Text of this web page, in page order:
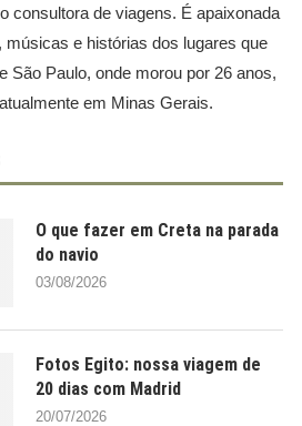
consultora de viagens. É apaixonada
músicas e histórias dos lugares que
São Paulo, onde morou por 26 anos,
em Minas Gerais.
O que fazer em Creta na parada
do navio
03/08/2026
Fotos Egito: nossa viagem de
20 dias com Madrid
20/07/2026